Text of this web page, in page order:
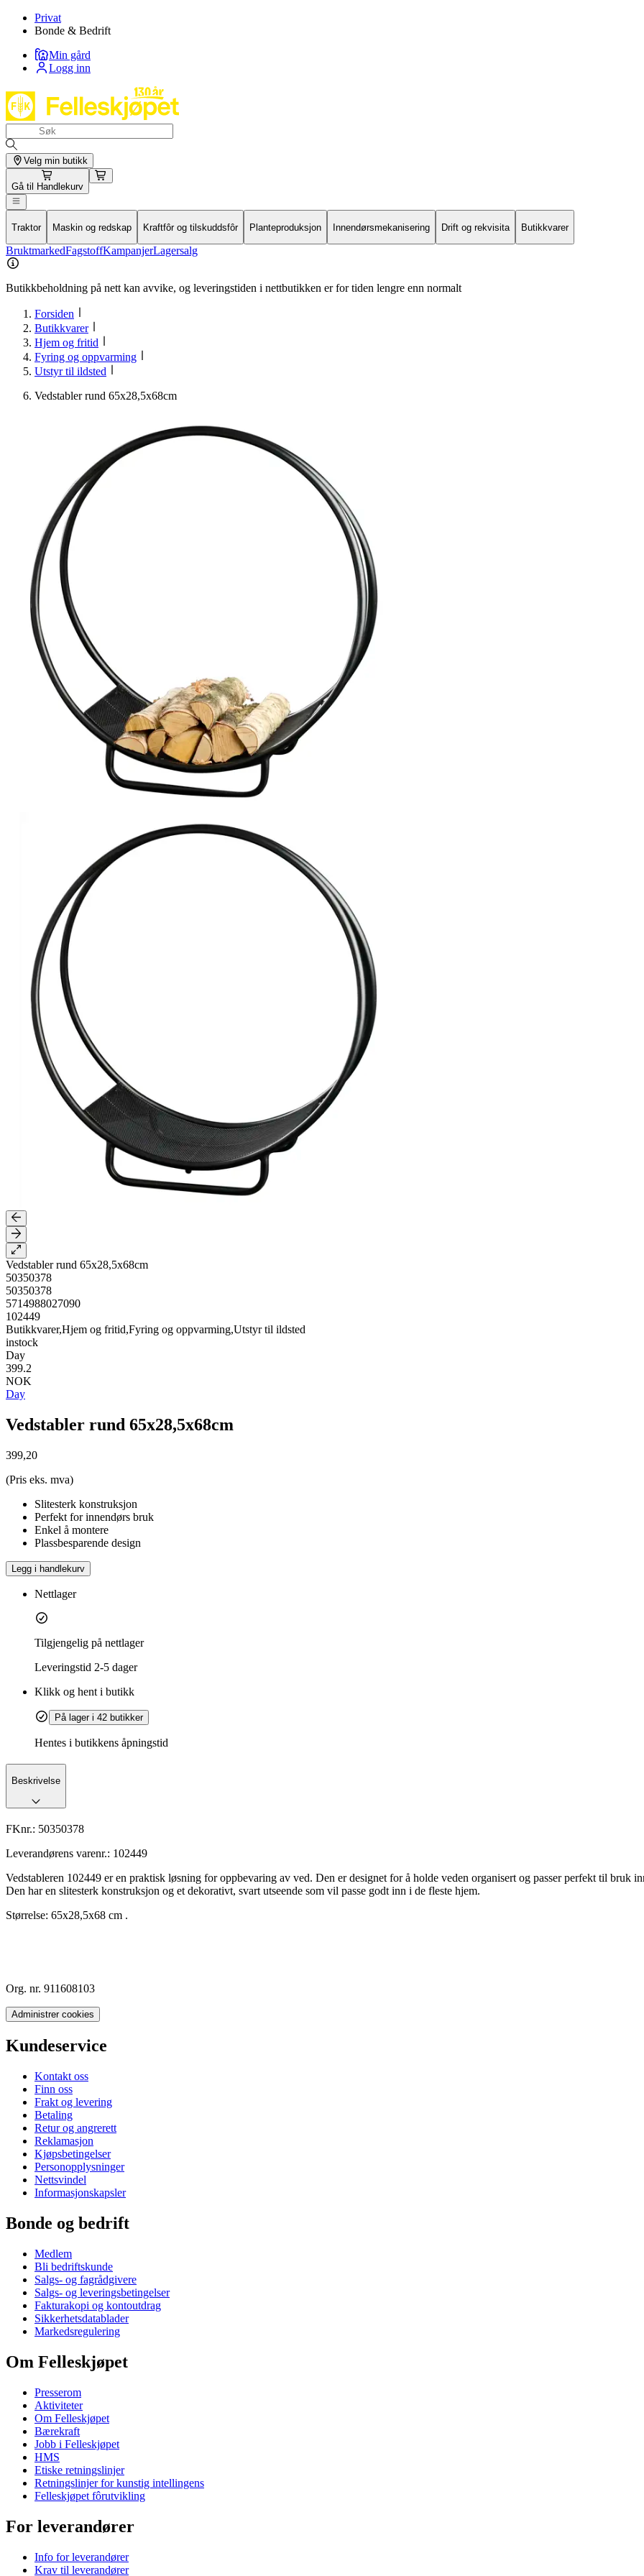
Privat
Bonde & Bedrift
Min gård
Logg inn
Velg min butikk
Gå til Handlekurv
Traktor Maskin og redskap Kraftfôr og tilskuddsfôr Planteproduksjon Innendørsmekanisering Drift og rekvisita Butikkvarer
BruktmarkedFagstoffKampanjerLagersalg
Butikkbeholdning på nett kan avvike, og leveringstiden i nettbutikken er for tiden lengre enn normalt
Forsiden
Butikkvarer
Hjem og fritid
Fyring og oppvarming
Utstyr til ildsted
Vedstabler rund 65x28,5x68cm
Vedstabler rund 65x28,5x68cm
50350378
50350378
5714988027090
102449
Butikkvarer,Hjem og fritid,Fyring og oppvarming,Utstyr til ildsted
instock
Day
399.2
NOK
Day
Vedstabler rund 65x28,5x68cm
399,20
(Pris eks. mva)
Slitesterk konstruksjon
Perfekt for innendørs bruk
Enkel å montere
Plassbesparende design
Legg i handlekurv
Nettlager
Tilgjengelig på nettlager
Leveringstid 2-5 dager
Klikk og hent i butikk
På lager i 42 butikker
Hentes i butikkens åpningstid
Beskrivelse
FKnr.: 50350378
Leverandørens varenr.: 102449
Vedstableren 102449 er en praktisk løsning for oppbevaring av ved. Den er designet for å holde veden organisert og passer perfekt til bruk
Den har en slitesterk konstruksjon og et dekorativt, svart utseende som vil passe godt inn i de fleste hjem.
Størrelse: 65x28,5x68 cm .
Org. nr. 911608103
Administrer cookies
Kundeservice
Kontakt oss
Finn oss
Frakt og levering
Betaling
Retur og angrerett
Reklamasjon
Kjøpsbetingelser
Personopplysninger
Nettsvindel
Informasjonskapsler
Bonde og bedrift
Medlem
Bli bedriftskunde
Salgs- og fagrådgivere
Salgs- og leveringsbetingelser
Fakturakopi og kontoutdrag
Sikkerhetsdatablader
Markedsregulering
Om Felleskjøpet
Presserom
Aktiviteter
Om Felleskjøpet
Bærekraft
Jobb i Felleskjøpet
HMS
Etiske retningslinjer
Retningslinjer for kunstig intellingens
Felleskjøpet fôrutvikling
For leverandører
Info for leverandører
Krav til leverandører